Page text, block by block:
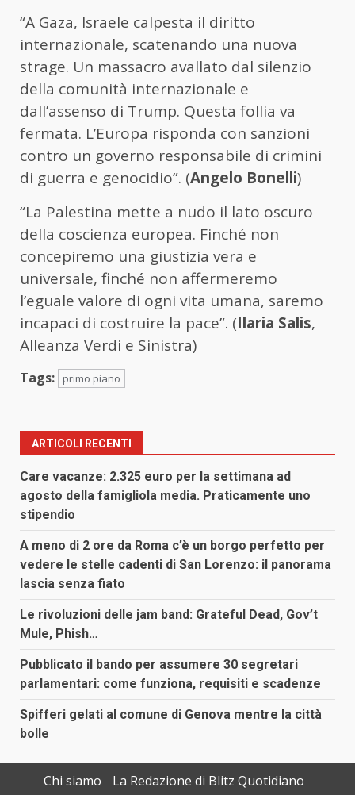
“A Gaza, Israele calpesta il diritto
internazionale, scatenando una nuova
strage. Un massacro avallato dal silenzio
della comunità internazionale e
dall’assenso di Trump. Questa follia va
fermata. L’Europa risponda con sanzioni
contro un governo responsabile di crimini
di guerra e genocidio”. (Angelo Bonelli)
“La Palestina mette a nudo il lato oscuro
della coscienza europea. Finché non
concepiremo una giustizia vera e
universale, finché non affermeremo
l’eguale valore di ogni vita umana, saremo
incapaci di costruire la pace”. (Ilaria Salis,
Alleanza Verdi e Sinistra)
Tags: primo piano
ARTICOLI RECENTI
Care vacanze: 2.325 euro per la settimana ad
agosto della famigliola media. Praticamente uno
stipendio
A meno di 2 ore da Roma c’è un borgo perfetto per
vedere le stelle cadenti di San Lorenzo: il panorama
lascia senza fiato
Le rivoluzioni delle jam band: Grateful Dead, Gov’t
Mule, Phish…
Pubblicato il bando per assumere 30 segretari
parlamentari: come funziona, requisiti e scadenze
Spifferi gelati al comune di Genova mentre la città
bolle
Chi siamo
La Redazione di Blitz Quotidiano